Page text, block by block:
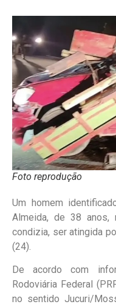
Foto reprodução
Um homem
Almeida, de 38 anos,
condizia, ser atingida
(24).
De acordo com
Rodoviária Federal
no sentido Jucuri/